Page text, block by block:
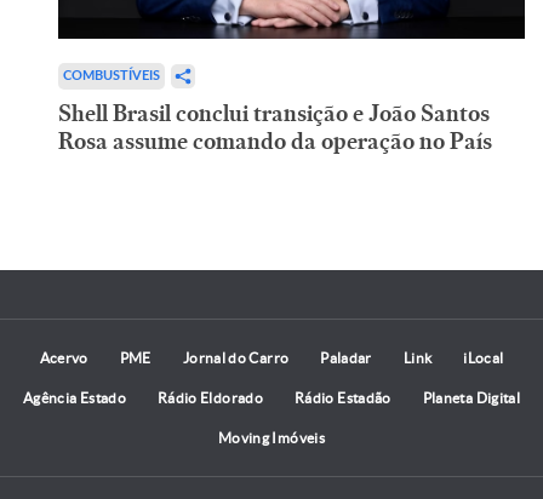
COMBUSTÍVEIS
Shell Brasil conclui transição e João Santos
Rosa assume comando da operação no País
Acervo PME Jornal do Carro Paladar Link iLocal
Agência Estado Rádio Eldorado Rádio Estadão Planeta Digital
Moving Imóveis